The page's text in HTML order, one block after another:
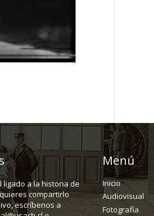
ligado a la historia de
compartirlo
escríbenos a
Menú
Inicio
Audiovisual
Fotografía